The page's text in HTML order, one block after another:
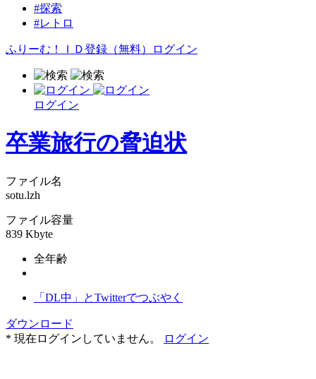
#探索
#レトロ
ふりーむ！ＩＤ登録（無料） ログイン
ログイン
卒業旅行の脅迫状
ファイル名
sotu.lzh
ファイル容量
839 Kbyte
全年齢
「DL中」とTwitterでつぶやく
ダウンロード
* 現在ログインしていません。
ログイン